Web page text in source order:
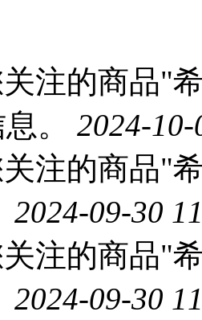
注的商品"
。 2024-
注的商品"
2024-09-30
注的商品"
2024-09-30